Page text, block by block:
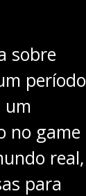
sobre
período
um
no game
real,
para